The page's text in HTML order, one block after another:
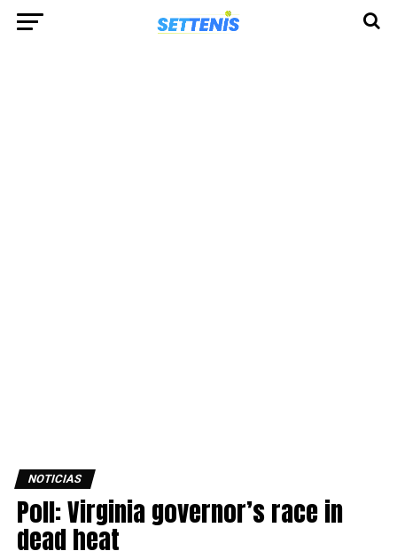
NOTICIAS
Poll: Virginia governor’s race in
dead heat